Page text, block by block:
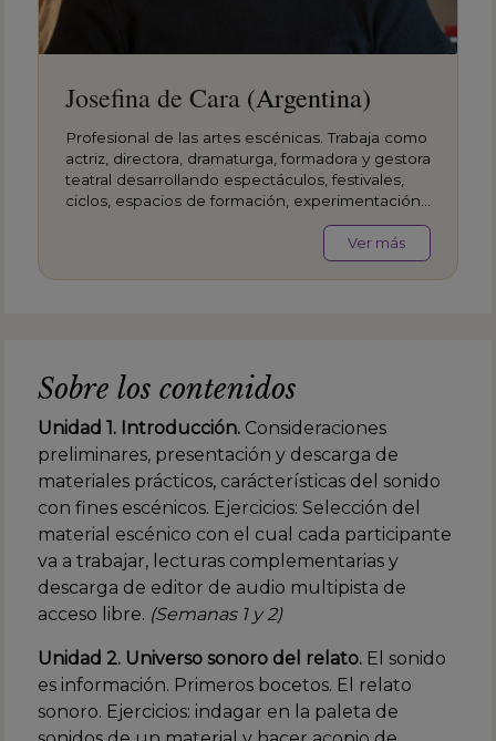
Josefina de Cara (Argentina)
Profesional de las artes escénicas. Trabaja como
actriz, directora, dramaturga, formadora y gestora
teatral desarrollando espectáculos, festivales,
ciclos, espacios de formación, experimentación
y producción teatral. Es licenciada en Actuación
egresada de la Universidad Nacional de las
Artes, directora, docente y productora. Realizó la
tecnicatura en Dirección Coral en la UNA y el
Dramáticas y Artes Musicales y Sonoras de la
Ver más
Sobre los contenidos
Unidad 1. Introducción. Consideraciones
preliminares, presentación y descarga de
materiales prácticos, carácterísticas del sonido
con fines escénicos. Ejercicios: Selección del
material escénico con el cual cada participante
va a trabajar, lecturas complementarias y
descarga de editor de audio multipista de
acceso libre. (Semanas 1 y 2)
Unidad 2. Universo sonoro del relato. El sonido
es información. Primeros bocetos. El relato
sonoro. Ejercicios: indagar en la paleta de